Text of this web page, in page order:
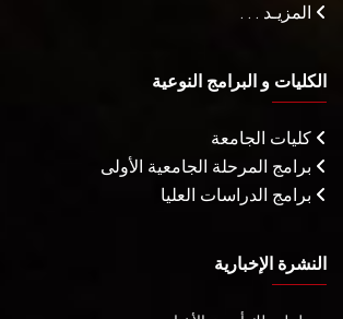
المزيـد . . .
الكليات و البرامج النوعية
كليات الجامعة
برامج المرحلة الجامعية الأولى
برامج الدراسات العليا
النشرة الإخبارية